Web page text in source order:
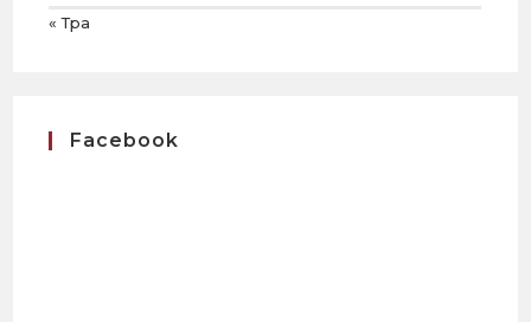
« Тра
Facebook